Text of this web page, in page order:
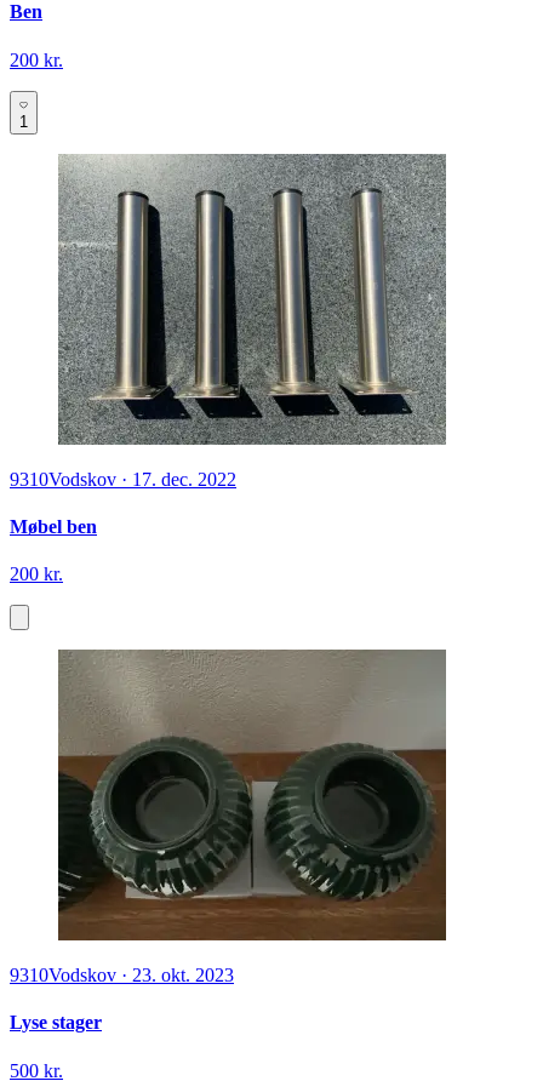
Ben
200 kr.
1
9310Vodskov · 17. dec. 2022
Møbel ben
200 kr.
9310Vodskov · 23. okt. 2023
Lyse stager
500 kr.